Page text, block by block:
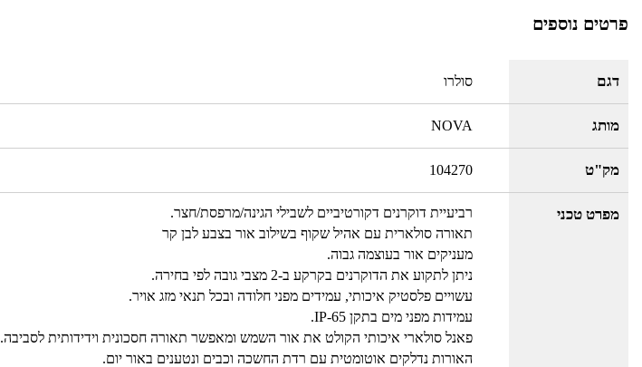
פרטים נוספים
דגם סולרו
מותג NOVA
מק"ט 104270
מפרט טכני
רביעיית דוקרנים דקורטיביים לשבילי הגינה/מרפסת/חצר.
תאורה סולארית עם אהיל שקוף בשילוב אור בצבע לבן קר
מעניקים אור בעוצמה גבוה.
ניתן לתקוע את הדוקרנים בקרקע ב-2 מצבי גובה לפי בחירה.
עשויים פלסטיק איכותי, עמידים מפני חלודה ובכל תנאי מזג אויר.
עמידות מפני מים בתקן IP-65.
פאנל סולארי איכותי הקולט את אור השמש ומאפשר תאורה חסכונית וידידותית לסביבה.
האורות נדלקים אוטומטית עם רדת החשכה וכבים ונטענים באור יום.